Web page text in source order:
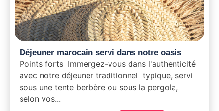
Déjeuner marocain servi dans notre oasis
Points forts Immergez-vous dans l'authenticité
avec notre déjeuner traditionnel typique, servi
sous une tente berbère ou sous la pergola,
selon vos...